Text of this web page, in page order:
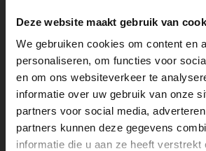
Deze website maakt gebruik van
We gebruiken cookies om content en
personaliseren, om functies voor
en om ons websiteverkeer te
informatie over uw gebruik van onze
partners voor social media,
partners kunnen deze gegevens
informatie die u aan ze heeft verstrekt
influencers.